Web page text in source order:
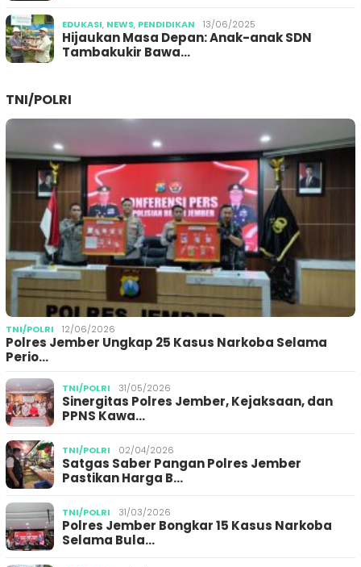
EDUKASI, NEWS, PENDIDIKAN 13/06/2025
Hijaukan Masa Depan: Anak-anak SDN
Tambakukir Bawa…
TNI/POLRI
TNI/POLRI 12/06/2026
Polres Jember Ungkap 25 Kasus Narkoba Selama
Perio…
TNI/POLRI 31/05/2026
Sinergitas Polres Jember, Kejaksaan, dan
PPNS Kawa…
TNI/POLRI 02/04/2026
Satgas Saber Pangan Polres Jember
Pastikan Harga B…
TNI/POLRI 31/03/2026
Polres Jember Bongkar 15 Kasus Narkoba
Selama Bula…